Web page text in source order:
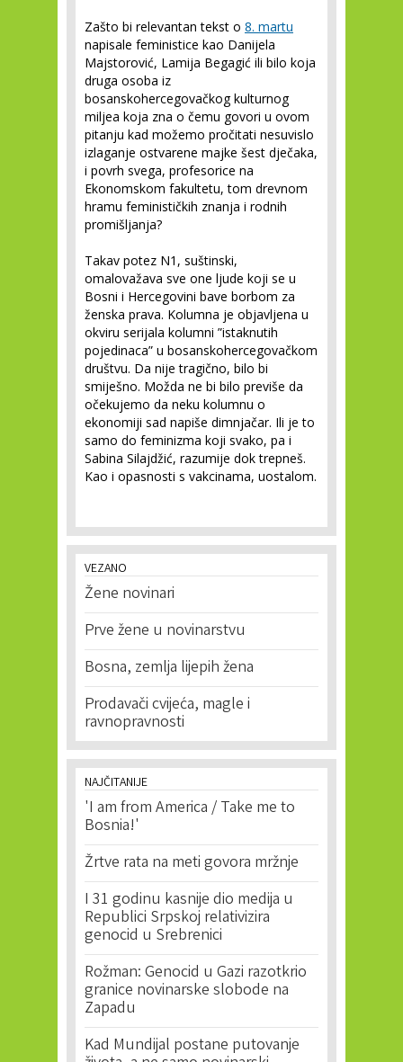
Zašto bi relevantan tekst o 8. martu
napisale feministice kao Danijela
Majstorović, Lamija Begagić ili bilo koja
druga osoba iz
bosanskohercegovačkog kulturnog
miljea koja zna o čemu govori u ovom
pitanju kad možemo pročitati nesuvislo
izlaganje ostvarene majke šest dječaka,
i povrh svega, profesorice na
Ekonomskom fakultetu, tom drevnom
hramu feminističkih znanja i rodnih
promišljanja?
Takav potez N1, suštinski,
omalovažava sve one ljude koji se u
Bosni i Hercegovini bave borbom za
ženska prava. Kolumna je objavljena u
okviru serijala kolumni ”istaknutih
pojedinaca” u bosanskohercegovačkom
društvu. Da nije tragično, bilo bi
smiješno. Možda ne bi bilo previše da
očekujemo da neku kolumnu o
ekonomiji sad napiše dimnjačar. Ili je to
samo do feminizma koji svako, pa i
Sabina Silajdžić, razumije dok trepneš.
Kao i opasnosti s vakcinama, uostalom.
VEZANO
Žene novinari
Prve žene u novinarstvu
Bosna, zemlja lijepih žena
Prodavači cvijeća, magle i
ravnopravnosti
NAJČITANIJE
'I am from America / Take me to
Bosnia!'
Žrtve rata na meti govora mržnje
I 31 godinu kasnije dio medija u
Republici Srpskoj relativizira
genocid u Srebrenici
Rožman: Genocid u Gazi razotkrio
granice novinarske slobode na
Zapadu
Kad Mundijal postane putovanje